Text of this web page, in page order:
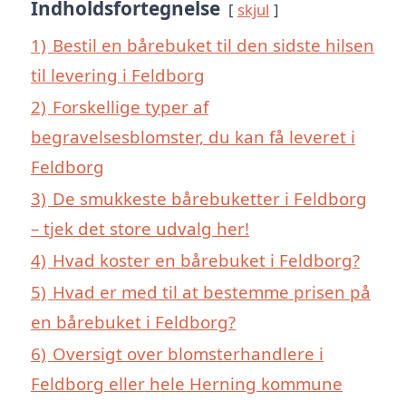
Indholdsfortegnelse skjul
1) Bestil en bårebuket til den sidste hilsen
til levering i Feldborg
2) Forskellige typer af
begravelsesblomster, du kan få leveret i
Feldborg
3) De smukkeste bårebuketter i Feldborg
– tjek det store udvalg her!
4) Hvad koster en bårebuket i Feldborg?
5) Hvad er med til at bestemme prisen på
en bårebuket i Feldborg?
6) Oversigt over blomsterhandlere i
Feldborg eller hele Herning kommune